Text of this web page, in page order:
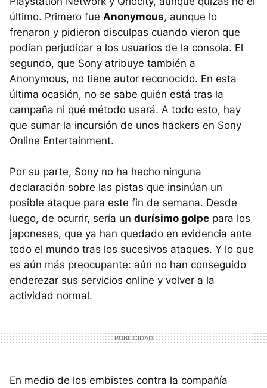
último. Primero fue Anonymous, aunque lo
frenaron y pidieron disculpas cuando vieron que
podían perjudicar a los usuarios de la consola. El
segundo, que Sony atribuye también a
Anonymous, no tiene autor reconocido. En esta
última ocasión, no se sabe quién está tras la
campaña ni qué método usará. A todo esto, hay
que sumar la incursión de unos hackers en Sony
Online Entertainment.
Por su parte, Sony no ha hecho ninguna
declaración sobre las pistas que insinúan un
posible ataque para este fin de semana. Desde
luego, de ocurrir, sería un durísimo golpe para los
japoneses, que ya han quedado en evidencia ante
todo el mundo tras los sucesivos ataques. Y lo que
es aún más preocupante: aún no han conseguido
enderezar sus servicios online y volver a la
actividad normal.
En medio de los embistes contra la compañía